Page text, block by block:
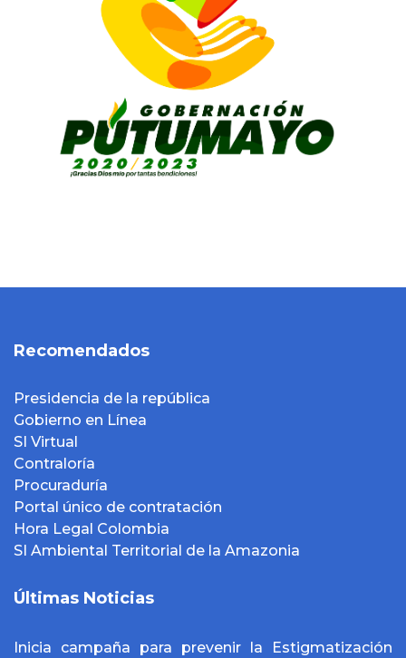
Recomendados
Presidencia de la república
Gobierno en Línea
SI Virtual
Contraloría
Procuraduría
Portal único de contratación
Hora Legal Colombia
SI Ambiental Territorial de la Amazonia
Últimas Noticias
Inicia campaña para prevenir la Estigmatización